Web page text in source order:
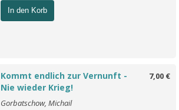
In den Korb
7,00 €
Kommt endlich zur Vernunft -
Nie wieder Krieg!
Gorbatschow, Michail